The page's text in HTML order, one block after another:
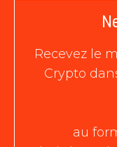
Recevez le
Crypto
au